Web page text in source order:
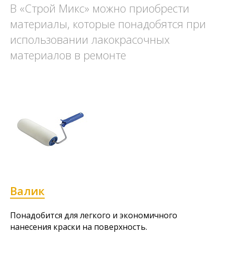
В «Строй Микс» можно приобрести
материалы, которые понадобятся при
использовании лакокрасочных
материалов в ремонте
Валик
Понадобится для легкого и экономичного
нанесения краски на поверхность.